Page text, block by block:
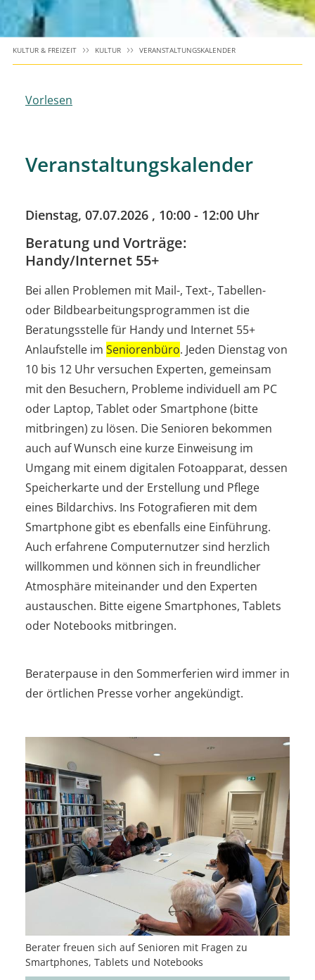
KULTUR & FREIZEIT KULTUR VERANSTALTUNGSKALENDER
Vorlesen
Veranstaltungskalender
Dienstag, 07.07.2026 , 10:00 - 12:00 Uhr
Beratung und Vorträge:
Handy/Internet 55+
Bei allen Problemen mit Mail-, Text-, Tabellen-
oder Bildbearbeitungsprogrammen ist die
Beratungsstelle für Handy und Internet 55+
Anlaufstelle im Seniorenbüro. Jeden Dienstag von
10 bis 12 Uhr versuchen Experten, gemeinsam
mit den Besuchern, Probleme individuell am PC
oder Laptop, Tablet oder Smartphone (bitte
mitbringen) zu lösen. Die Senioren bekommen
auch auf Wunsch eine kurze Einweisung im
Umgang mit einem digitalen Fotoapparat, dessen
Speicherkarte und der Erstellung und Pflege
eines Bildarchivs. Ins Fotografieren mit dem
Smartphone gibt es ebenfalls eine Einführung.
Auch erfahrene Computernutzer sind herzlich
willkommen und können sich in freundlicher
Atmosphäre miteinander und den Experten
austauschen. Bitte eigene Smartphones, Tablets
oder Notebooks mitbringen.
Beraterpause in den Sommerferien wird immer in
der örtlichen Presse vorher angekündigt.
Berater freuen sich auf Senioren mit Fragen zu
Smartphones, Tablets und Notebooks